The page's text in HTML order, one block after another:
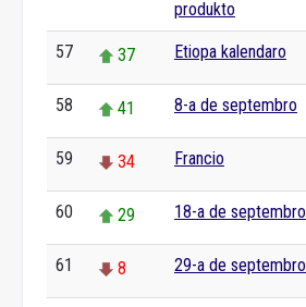
produkto
57 37 Etiopa kalendaro
58 41 8-a de septembro
59 34 Francio
60 29 18-a de septembro
61 8 29-a de septembro